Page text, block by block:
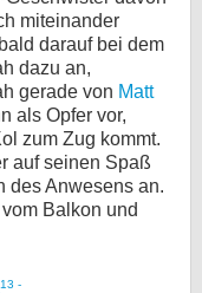
miteinander
darauf bei dem
dazu an,
gerade von Matt
als Opfer vor,
zum Zug kommt.
auf seinen Spaß
des Anwesens an.
Balkon und